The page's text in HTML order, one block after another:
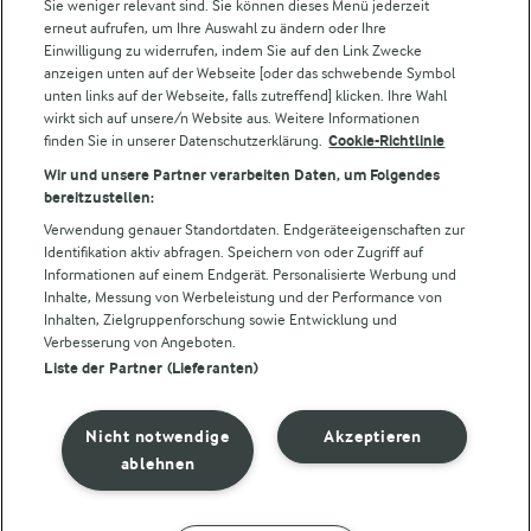
Lurpak
Arla Pro
Für unsere Landwirt:innen
Folge uns!
Cookie Wahl wieder öffnen
Datenschutzbestimmungen
Sie weniger relevant sind. Sie können dieses Menü jederzeit
erneut aufrufen, um Ihre Auswahl zu ändern oder Ihre
Einwilligung zu widerrufen, indem Sie auf den Link Zwecke
anzeigen unten auf der Webseite [oder das schwebende Symbol
unten links auf der Webseite, falls zutreffend] klicken. Ihre Wahl
wirkt sich auf unsere/n Website aus. Weitere Informationen
finden Sie in unserer Datenschutzerklärung. Cookie-Richtlinie
Wir und unsere Partner verarbeiten Daten, um Folgendes
bereitzustellen:
Verwendung genauer Standortdaten. Endgeräteeigenschaften zur
Identifikation aktiv abfragen. Speichern von oder Zugriff auf
Informationen auf einem Endgerät. Personalisierte Werbung und
Inhalte, Messung von Werbeleistung und der Performance von
Inhalten, Zielgruppenforschung sowie Entwicklung und
Verbesserung von Angeboten.
Liste der Partner (Lieferanten)
Akzeptieren
Nicht notwendige
ablehnen